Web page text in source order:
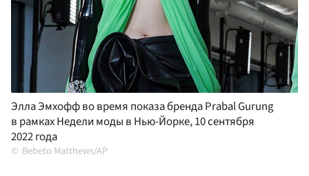
Элла Эмхофф во время показа бренда Prabal Gurung
в рамках Недели моды в Нью-Йорке, 10 сентября
2022 года
Bebeto Matthews/AP